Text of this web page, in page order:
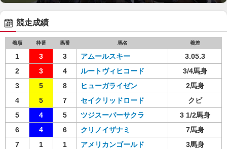
競走成績
着順 枠番 馬番 馬名 着差
1 3 3 アムールスキー
3.05.3
2
3 4 ルートヴィヒコード
3/4馬身
3
5 8 ヒューガライゼン
2馬身
4
5 7 セイクリッドロード
クビ
5
4 5 ツジスーパーサクラ
3 1/2馬身
6
4 6 クリノイザナミ
7馬身
7
1 1 アメリカンゴールド
3馬身